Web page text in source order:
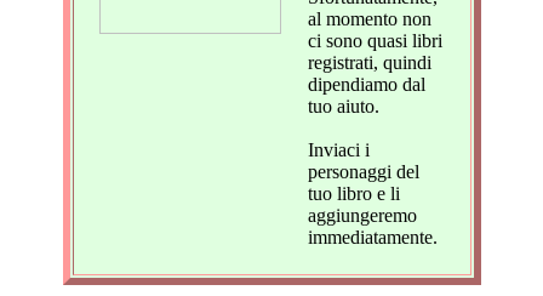
al momento non
ci sono quasi libri
registrati, quindi
dipendiamo dal
tuo aiuto.
Inviaci i
personaggi del
tuo libro e li
aggiungeremo
immediatamente.